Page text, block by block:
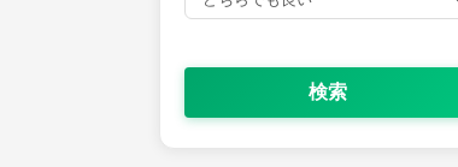
検索